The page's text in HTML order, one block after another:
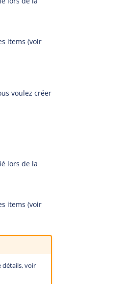
items (voir
voulez créer
lors de la
items (voir
détails, voir